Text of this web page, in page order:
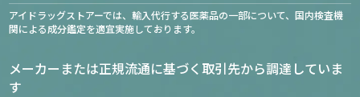
アイドラッグストアーでは、輸入代行する医薬品の一部について、国内検査機
関による成分鑑定を適宜実施しております。
メーカーまたは正規流通に基づく取引先から調達していま
す